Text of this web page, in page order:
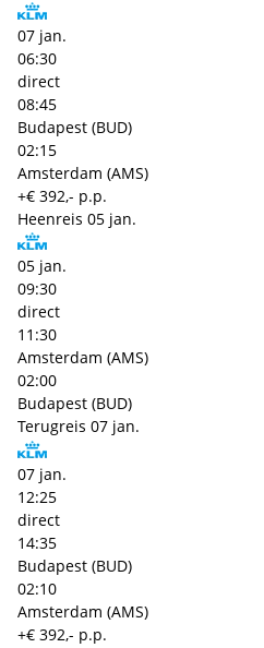
07 jan.
06:30
direct
08:45
Budapest (BUD)
02:15
Amsterdam (AMS)
+€ 392,- p.p.
Heenreis 05 jan.
05 jan.
09:30
direct
11:30
Amsterdam (AMS)
02:00
Budapest (BUD)
Terugreis 07 jan.
07 jan.
12:25
direct
14:35
Budapest (BUD)
02:10
Amsterdam (AMS)
+€ 392,- p.p.